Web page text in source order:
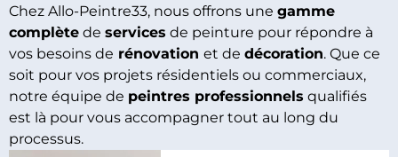
Chez Allo-Peintre33, nous offrons une gamme
complète de services de peinture pour répondre à
vos besoins de rénovation et de décoration. Que ce
soit pour vos projets résidentiels ou commerciaux,
notre équipe de peintres professionnels qualifiés
est là pour vous accompagner tout au long du
processus.